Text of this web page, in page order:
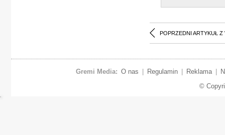
POPRZEDNI ARTYKUŁ Z
Gremi Media: O nas Regulamin Reklama
©